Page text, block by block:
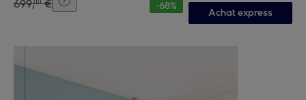
699, € -68%
Achat express